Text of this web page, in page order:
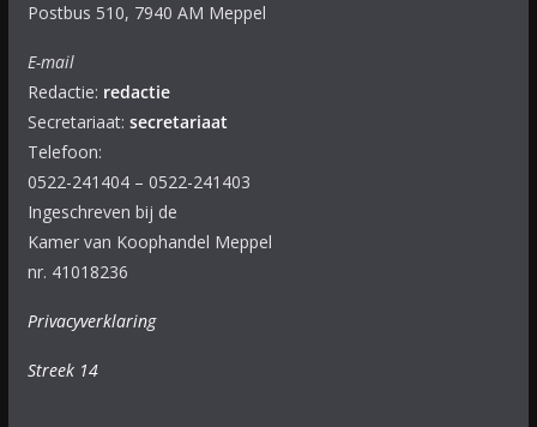
Postbus 510, 7940 AM Meppel
E-mail
Redactie: redactie
Secretariaat: secretariaat
Telefoon:
0522-241404 – 0522-241403
Ingeschreven bij de
Kamer van Koophandel Meppel
nr. 41018236
Privacyverklaring
Streek 14